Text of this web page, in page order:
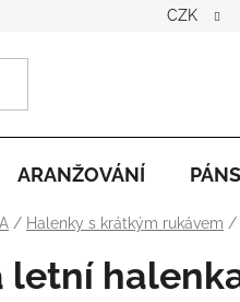
CZK
ARANŽOVÁNÍ
/ Halenky s krátkým rukávem /
letní